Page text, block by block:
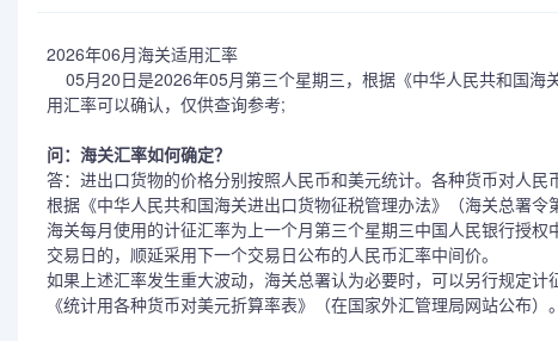
2026年06月海关适用汇率
05月20日是2026年05月第三个星期三，根据《中华人民共和国海
用汇率可以确认，仅供查询参考;
问：海关汇率如何确定？
答：进出口货物的价格分别按照人民币和美元统计。各种货币对人民
根据《中华人民共和国海关进出口货物征税管理办法》（海关总署令
海关每月使用的计征汇率为上一个月第三个星期三中国人民银行授
交易日的，顺延采用下一个交易日公布的人民币汇率中间价。
如果上述汇率发生重大波动，海关总署认为必要时，可以另行规定
《统计用各种货币对美元折算率表》（在国家外汇管理局网站公布）。